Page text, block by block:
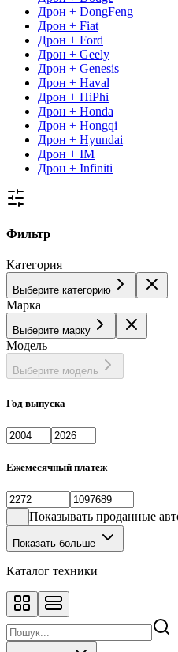
Дрон + DongFeng
Дрон + Fiat
Дрон + Ford
Дрон + Geely
Дрон + Genesis
Дрон + Haval
Дрон + HiPhi
Дрон + Honda
Дрон + Hongqi
Дрон + Hyundai
Дрон + IM
Дрон + Infiniti
Фильтр
Категория
Выберите категорию
Марка
Выберите марку
Модель
Выберите модель
Год выпуска
Ежемесячный платеж
Показывать проданные
Показать больше
Каталог техники